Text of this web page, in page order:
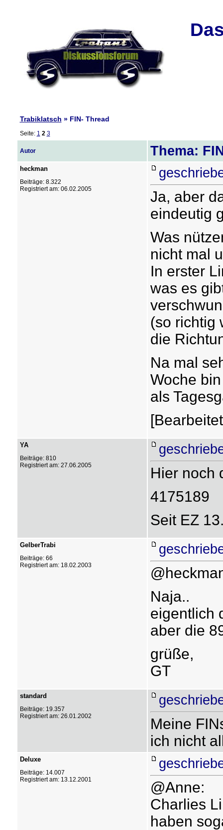
Trabiklatsch » FIN- Thread
Seite: 1 2 3
Autor Thema:
heckman
Beiträge: 8.322
Registriert am: 06.02.2005
Ja, aber
eindeutig
Was
nicht mal
In erster
was es
(so richtig
die
Na mal
Woche
als
YA
Beiträge: 810
Registriert am: 27.06.2005
Hier noch
4175189
Seit EZ
GelberTrabi
Beiträge: 66
Registriert am: 18.02.2003
Naja..
eigentlich
aber die
grüße,
GT
standard
Beiträge: 19.357
Registriert am: 26.01.2002
Meine
ich nicht
Deluxe
Beiträge: 14.007
Registriert am: 13.12.2001
@Anne:
Charlies
haben